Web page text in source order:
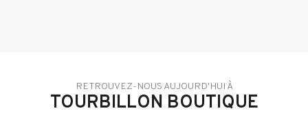
RETROUVEZ-NOUS AUJOURD'HUI À
TOURBILLON BOUTIQUE